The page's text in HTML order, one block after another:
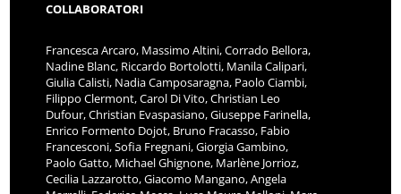
COLLABORATORI
Francesca Arcaro, Massimo Altini, Corrado Bellora,
Nadine Blanc, Riccardo Bortolotti, Manila Calipari,
Giulia Calisti, Nadia Camposaragna, Paolo Ciambi,
Filippo Clermont, Carol Di Vito, Christian Leo
Dufour, Christian Evaspasiano, Giuseppe Farinella,
Enrico Formento Dojot, Bruno Fracasso, Fabio
Francesconi, Sofia Fregnani, Giorgia Gambino,
Paolo Gatto, Michael Ghignone, Marlène Jorrioz,
Cecilia Lazzarotto, Giacomo Mangano, Angela